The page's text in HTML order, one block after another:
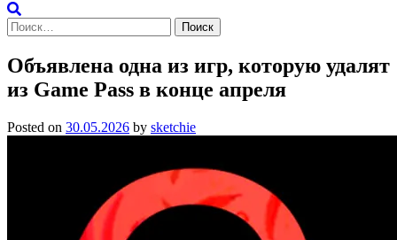
Найти:
Объявлена одна из игр, которую удалят
из Game Pass в конце апреля
Posted on 30.05.2026 by sketchie